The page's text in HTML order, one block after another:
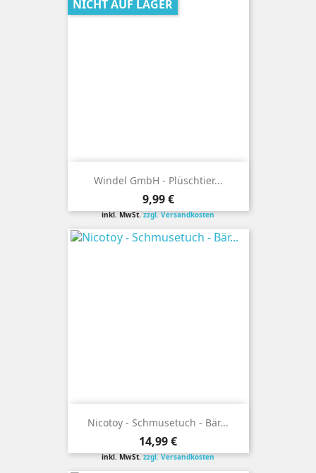
Windel GmbH - Plüschtier...
Preis
9,99 €
inkl. MwSt.zzgl. Versandkosten
NICHT AUF LAGER
Nicotoy - Schmusetuch - Bär...
Preis
14,99 €
inkl. MwSt.zzgl. Versandkosten